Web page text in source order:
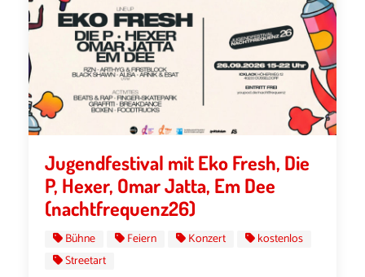
Jugendfestival mit Eko Fresh, Die
P, Hexer, Omar Jatta, Em Dee
(nachtfrequenz26)
Bühne Feiern Konzert
kostenlos
Streetart